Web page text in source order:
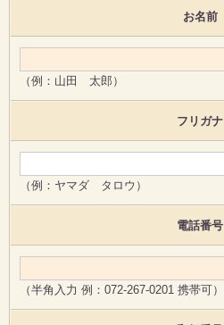
お名前
（例：山田 太郎）
フリガナ
（例：ヤマダ タロウ）
電話番号
（半角入力 例：072-267-0201 携帯可）